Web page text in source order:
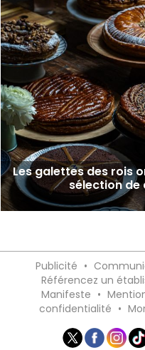
Les galettes des rois
sélection de
Publicité •
Référencez un
Manifeste •
confidentialité •